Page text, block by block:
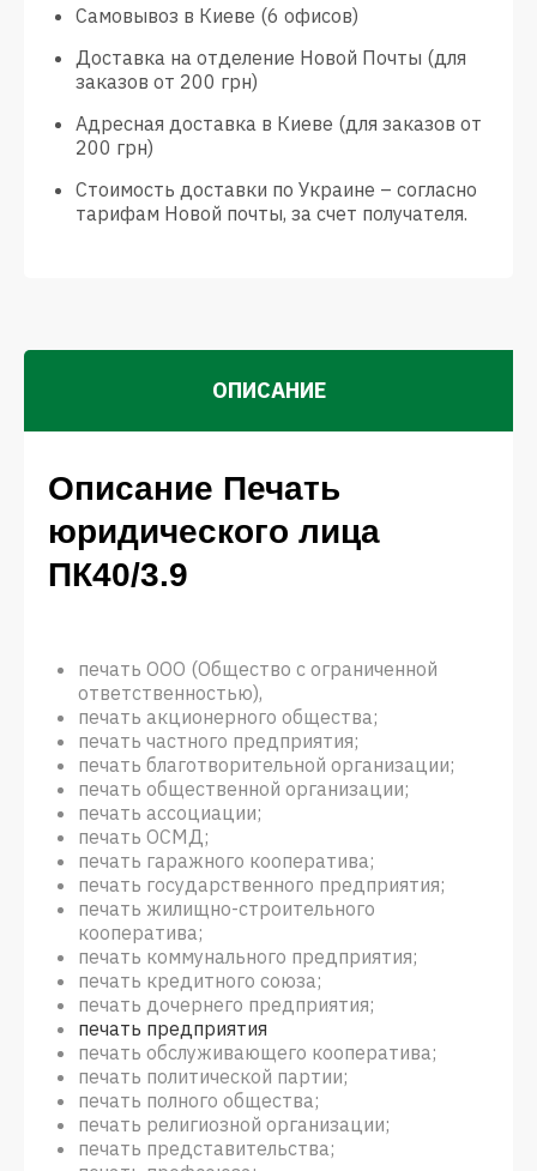
Самовывоз в Киеве (6 офисов)
Доставка на отделение Новой Почты (для
заказов от 200 грн)
Адресная доставка в Киеве (для заказов от
200 грн)
Стоимость доставки по Украине – согласно
тарифам Новой почты, за счет получателя.
ОПИСАНИЕ
Описание Печать
юридического лица
ПК40/3.9
печать ООО (Общество с ограниченной
ответственностью),
печать акционерного общества;
печать частного предприятия;
печать благотворительной организации;
печать общественной организации;
печать ассоциации;
печать ОСМД;
печать гаражного кооператива;
печать государственного предприятия;
печать жилищно-строительного
кооператива;
печать коммунального предприятия;
печать кредитного союза;
печать дочернего предприятия;
печать предприятия
печать обслуживающего кооператива;
печать политической партии;
печать полного общества;
печать религиозной организации;
печать представительства;